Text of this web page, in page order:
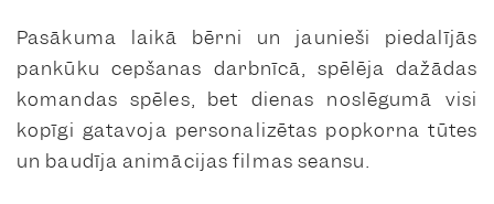
Pasākuma laikā bērni un jaunieši piedalījās
pankūku cepšanas darbnīcā, spēlēja dažādas
komandas spēles, bet dienas noslēgumā visi
kopīgi gatavoja personalizētas popkorna tūtes
un baudīja animācijas filmas seansu.